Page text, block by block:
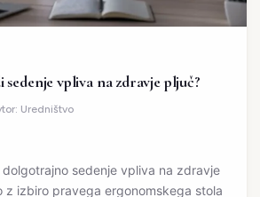
sedenje vpliva na zdravje pljuč?
Uredništvo
sedenje vpliva na zdravje
z izbiro pravega ergonomskega stola